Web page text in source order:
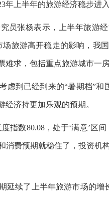
上半年的旅游经济稳步进
员张杨表示，上半年旅游
旅游高开稳走的影响，我
难求，包括重点旅游城市一
虑到已经到来的“暑期档”
济持更加乐观的预期。
指数80.08，处于‘满意’区
消费预期就稳住了，投资机
延续了上半年旅游市场的